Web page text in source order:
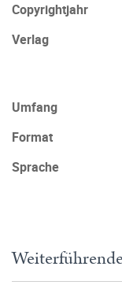
Copyrightjahr
Verlag
Umfang
Format
Sprache